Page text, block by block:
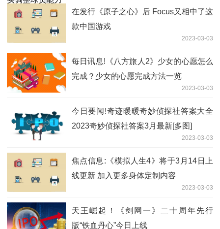
在发行《原子之心》后 Focus又相中了这
款中国游戏
2023-03-03
每日讯息!《八方旅人2》少女的心愿怎么
完成？少女的心愿完成方法一览
2023-03-03
今日要闻!奇迹暖暖奇妙侦探社答案大全
2023奇妙侦探社答案3月最新[多图]
2023-03-03
焦点信息:《模拟人生4》将于3月14日上
线更新 加入更多身体定制内容
2023-03-03
天王崛起！《剑网一》二十周年先行
版“铁血丹心”今日上线